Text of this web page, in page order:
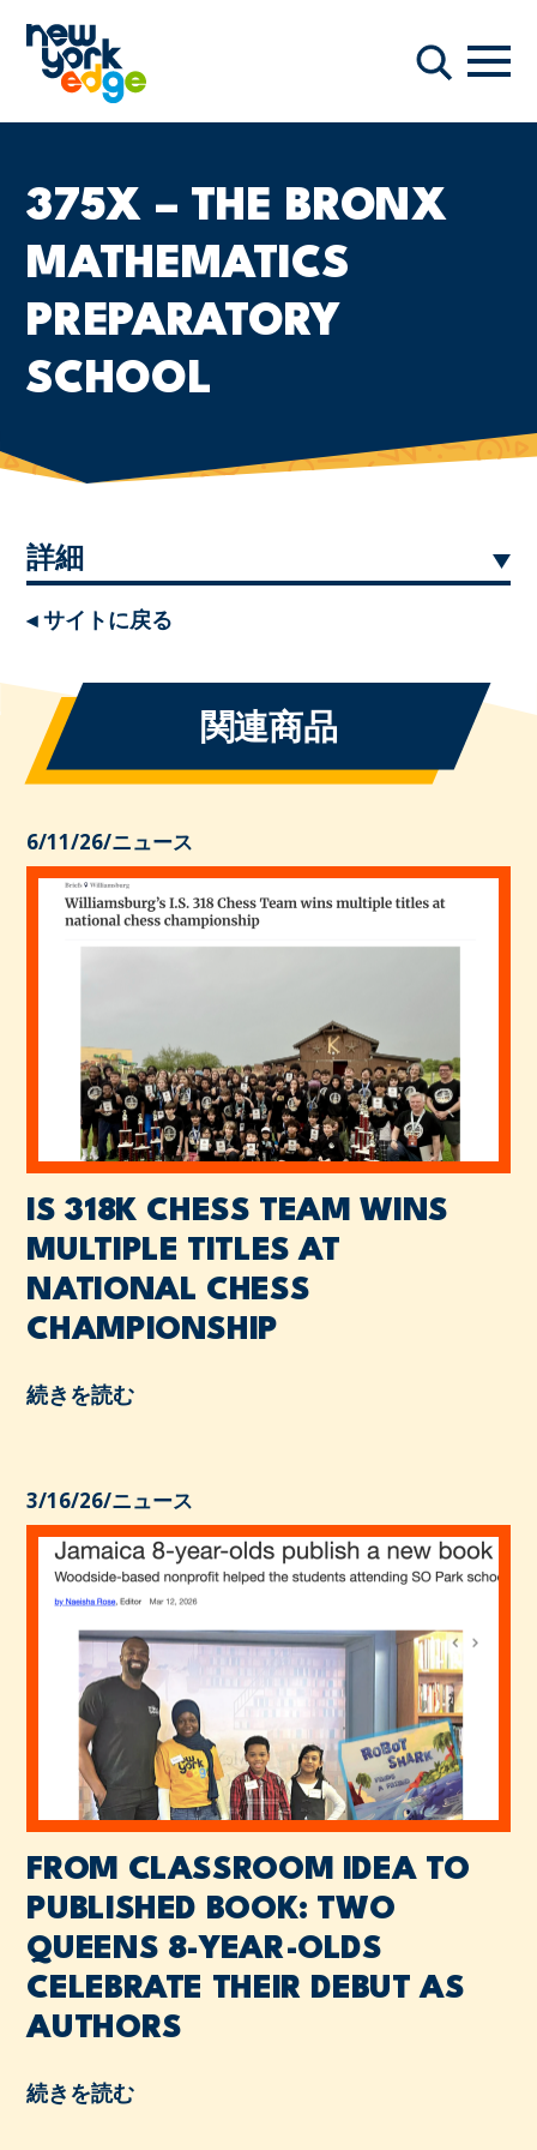
検索
ナ
375X – THE BRONX
MATHEMATICS
PREPARATORY
SCHOOL
詳細
◂ サイトに戻る
関連商品
6/11/26/ニュース
IS 318K CHESS TEAM WINS
MULTIPLE TITLES AT
NATIONAL CHESS
CHAMPIONSHIP
続きを読む
3/16/26/ニュース
FROM CLASSROOM IDEA TO
PUBLISHED BOOK: TWO
QUEENS 8-YEAR-OLDS
CELEBRATE THEIR DEBUT AS
AUTHORS
続きを読む